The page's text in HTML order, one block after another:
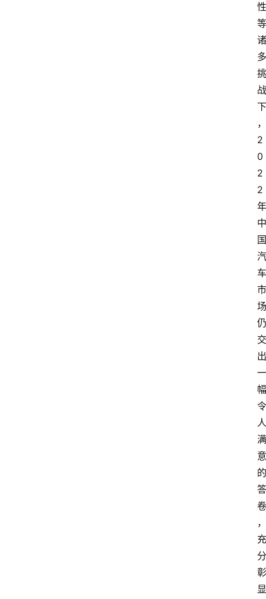
性
等
诸
多
挑
战
下
，
2
0
2
2
年
中
国
汽
车
市
场
仍
交
出
一
幅
令
人
满
意
的
答
卷
，
充
分
彰
显